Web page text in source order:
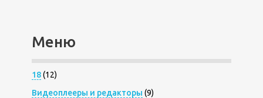
Меню
18(12)
Видеоплееры и редакторы (9)